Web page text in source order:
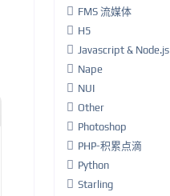
FMS 流媒体
H5
Javascript & Node.js
Nape
NUI
Other
Photoshop
PHP-积累点滴
Python
Starling